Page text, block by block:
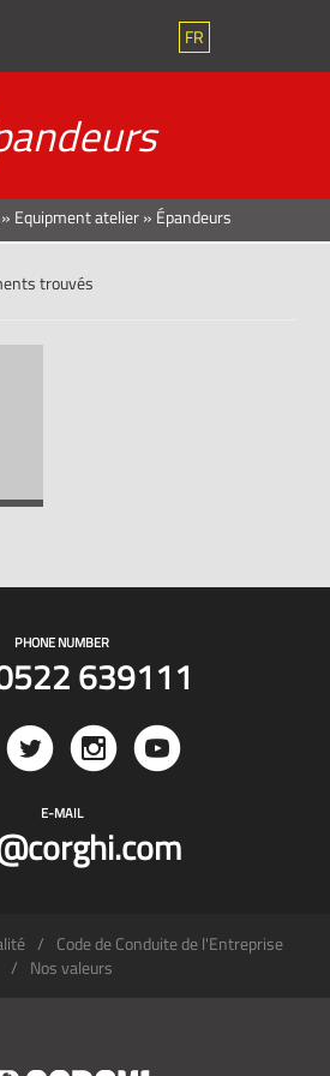
FR
» Equipment atelier» Épandeurs
trouvés
PHONE NUMBER
639111
E-MAIL
Code de Conduite de l'Entreprise
Nos valeurs